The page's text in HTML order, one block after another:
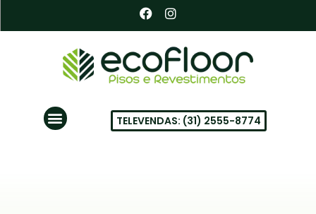
F
a
c
b
o
o
I
n
s
t
a
r
m
Menu
TELEVENDAS: (31) 2555-8774